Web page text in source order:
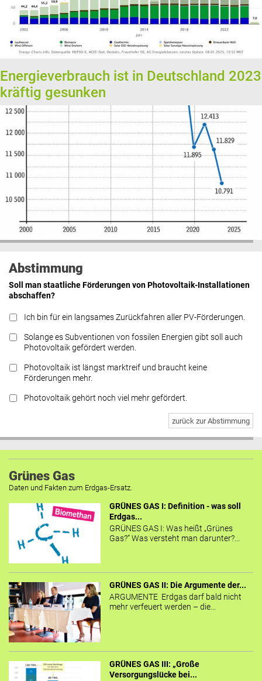
Energieverbrauch ist in Deutschland 2023
kräftig gesunken
Abstimmung
Soll man staatliche Förderungen von Photovoltaik-Installationen
abschaffen?
Ich bin für ein langsames Zurückfahren aller PV-Förderungen.
Solange es Subventionen von fossilen Energien gibt soll auch
Photovoltaik gefördert werden.
Photovoltaik ist längst marktreif und braucht keine
Förderungen mehr.
Photovoltaik gehört noch viel mehr gefördert.
zurück zur Abstimmung
Grünes Gas
Daten und Fakten zum Erdgas-Ersatz.
GRÜNES GAS I: Definition - was soll
Erdgas...
GRÜNES GAS I: Was heißt „Grünes
Gas?“ Was versteht man darunter?...
GRÜNES GAS II: Die Argumente der...
ARGUMENTE Erdgas darf bald nicht
mehr verfeuert werden – die...
GRÜNES GAS III: „Große
Versorgungslücke bei...